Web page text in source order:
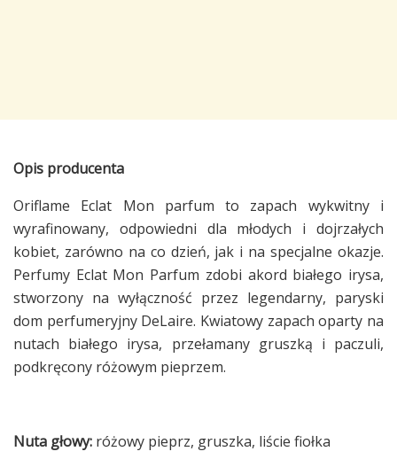
Opis producenta
Oriflame Eclat Mon parfum to zapach wykwitny i
wyrafinowany, odpowiedni dla młodych i dojrzałych
kobiet, zarówno na co dzień, jak i na specjalne okazje.
Perfumy Eclat Mon Parfum zdobi akord białego irysa,
stworzony na wyłączność przez legendarny, paryski
dom perfumeryjny DeLaire. Kwiatowy zapach oparty na
nutach białego irysa, przełamany gruszką i paczuli,
podkręcony różowym pieprzem.
Nuta głowy: różowy pieprz, gruszka, liście fiołka